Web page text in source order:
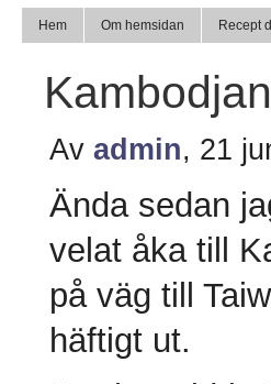
Hem Om hemsidan Recept
Av admin, 21
Ända sedan
velat åka till
på väg till
häftigt ut.